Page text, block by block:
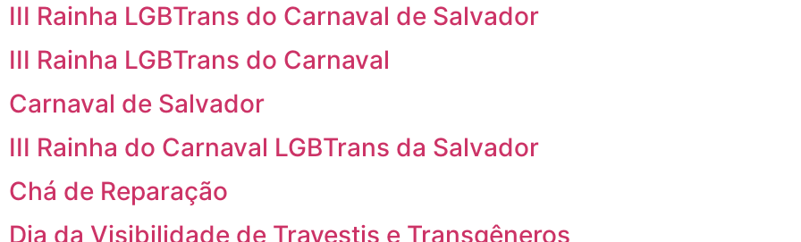
III Rainha LGBTrans do Carnaval de Salvador
III Rainha LGBTrans do Carnaval
Carnaval de Salvador
III Rainha do Carnaval LGBTrans da Salvador
Chá de Reparação
Dia da Visibilidade de Travestis e Transgêneros